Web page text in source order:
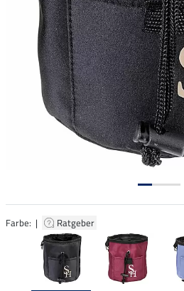
Farbe: | Ratgeber